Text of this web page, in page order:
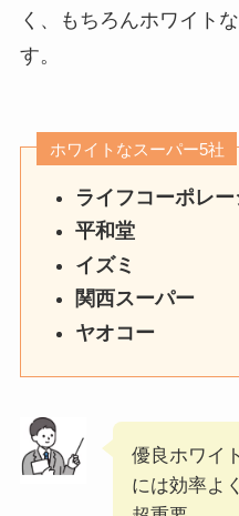
く、もちろんホワイト
す。
ホワイトなスーパー5社
ライフコーポレ
平和堂
イズミ
関西スーパー
ヤオコー
優良ホワイ
には効率よ